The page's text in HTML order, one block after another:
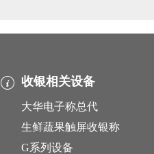
收银相关设备
大华电子称总代
生鲜蔬果触屏收银称
G系列设备